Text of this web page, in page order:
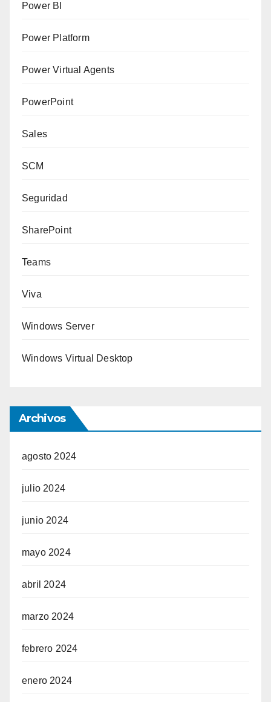
Power BI
Power Platform
Power Virtual Agents
PowerPoint
Sales
SCM
Seguridad
SharePoint
Teams
Viva
Windows Server
Windows Virtual Desktop
Archivos
agosto 2024
julio 2024
junio 2024
mayo 2024
abril 2024
marzo 2024
febrero 2024
enero 2024